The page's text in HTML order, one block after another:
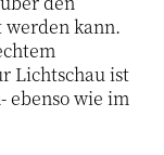
kann.
Lichtschau ist
ebenso wie im